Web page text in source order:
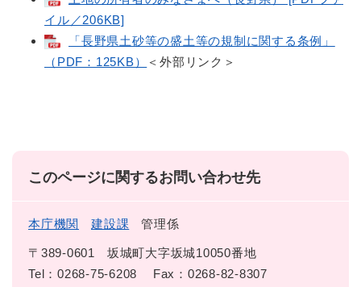
イル／206KB]
「長野県土砂等の盛土等の規制に関する条例」
（PDF：125KB）​
＜外部リンク＞
このページに関するお問い合わせ先
本庁機関 建設課 管理係
〒389-0601
坂城町大字坂城10050番地
Tel：0268-75-6208
Fax：0268-82-8307